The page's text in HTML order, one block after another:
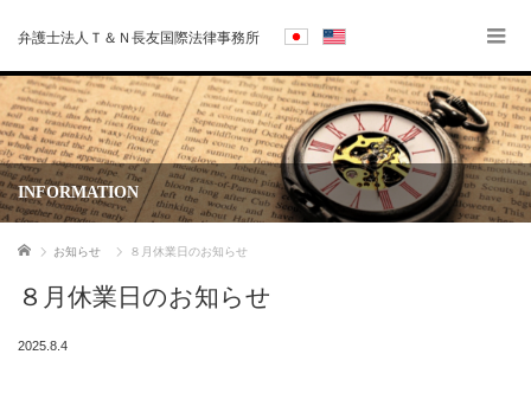
弁護士法人Ｔ＆Ｎ長友国際法律事務所
INFORMATION
ホーム お知らせ ８月休業日のお知らせ
８月休業日のお知らせ
2025.8.4